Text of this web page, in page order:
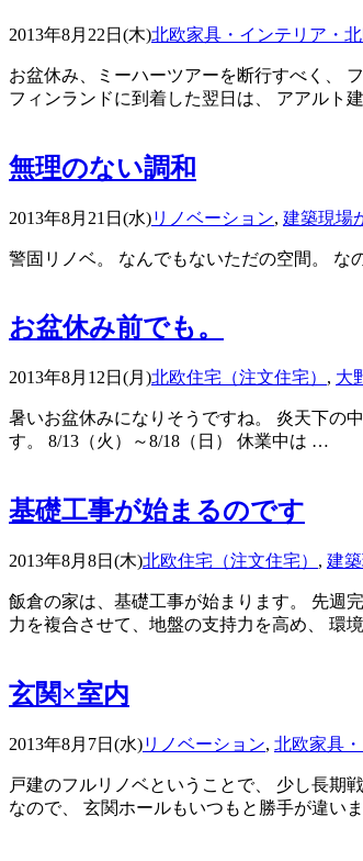
2013年8月22日(木)北欧家具・インテリア・
お盆休み、ミーハーツアーを断行すべく、
フィンランドに到着した翌日は、 アアルト
無理のない調和
2013年8月21日(水)リノベーション, 建築現場
警固リノベ。 なんでもないただの空間。 な
お盆休み前でも。
2013年8月12日(月)北欧住宅（注文住宅） , 大
暑いお盆休みになりそうですね。 炎天下の
す。 8/13（火）～8/18（日） 休業中は …
基礎工事が始まるのです
2013年8月8日(木)北欧住宅（注文住宅） , 建
飯倉の家は、基礎工事が始まります。 先週
力を複合させて、地盤の支持力を高め、 環
玄関×室内
2013年8月7日(水)リノベーション, 北欧家具
戸建のフルリノベということで、 少し長期
なので、 玄関ホールもいつもと勝手が違い